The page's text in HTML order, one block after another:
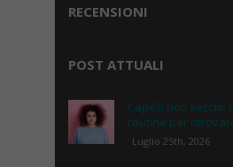
RECENSIONI
POST ATTUALI
Capelli ricci secchi:
routine per
Luglio 25th, 2026